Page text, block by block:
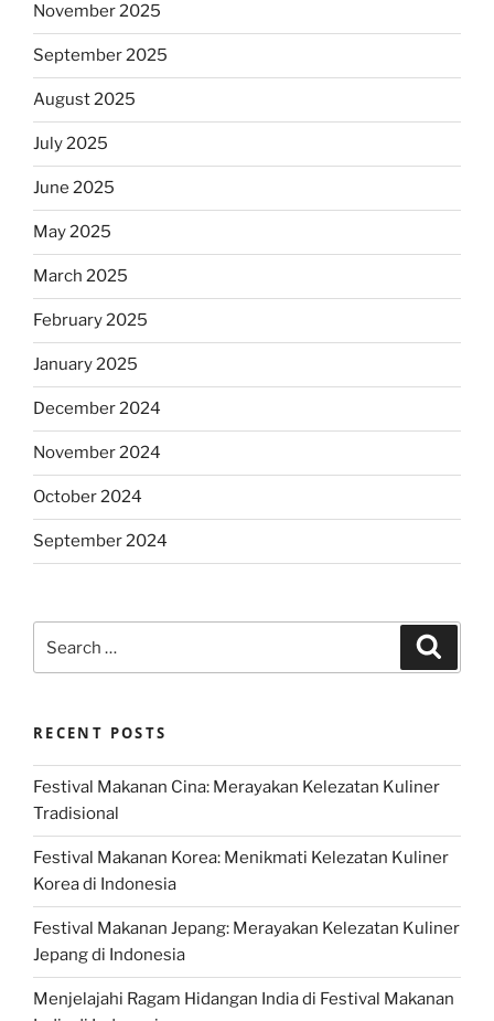
November 2025
September 2025
August 2025
July 2025
June 2025
May 2025
March 2025
February 2025
January 2025
December 2024
November 2024
October 2024
September 2024
for:
RECENT POSTS
Festival Makanan Cina: Merayakan Kelezatan Kuliner
Tradisional
Festival Makanan Korea: Menikmati Kelezatan Kuliner
Korea di Indonesia
Festival Makanan Jepang: Merayakan Kelezatan Kuliner
Jepang di Indonesia
Menjelajahi Ragam Hidangan India di Festival Makanan